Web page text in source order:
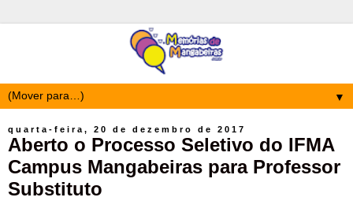
▼
quarta-feira, 20 de dezembro de 2017
Aberto o Processo Seletivo do IFMA
Campus Mangabeiras para Professor
Substituto